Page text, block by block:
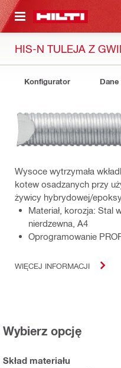
GŁÓWNEJ
HIS-N TULEJA Z
Konfigurator
Wysoce wytrzymała
kotew osadzanych przy
żywicy hybrydowej/
Materiał, korozja: Stal
nierdzewna, A4
Oprogramowanie
WIĘCEJ INFORMACJI
Wybierz opcję
Skład materiału